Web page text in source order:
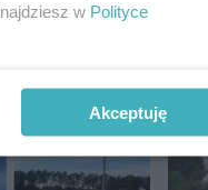
w Polityce
Akceptuję